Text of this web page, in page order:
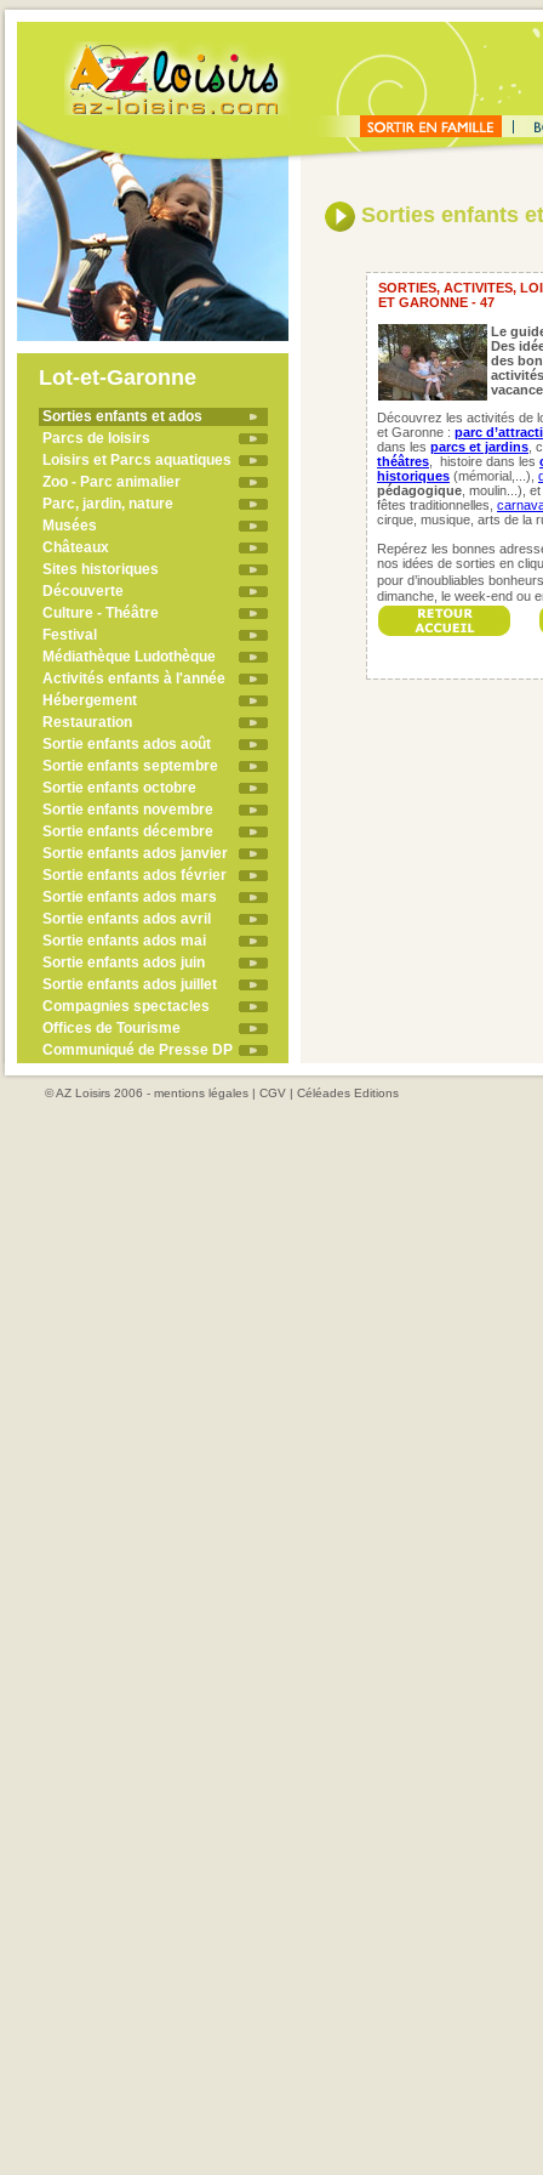
Lot-et-Garonne
Sorties enfants et ados
Parcs de loisirs
Loisirs et Parcs aquatiques
Zoo - Parc animalier
Parc, jardin, nature
Musées
Châteaux
Sites historiques
Découverte
Culture - Théâtre
Festival
Médiathèque Ludothèque
Activités enfants à l'année
Hébergement
Restauration
Sortie enfants ados août
Sortie enfants septembre
Sortie enfants octobre
Sortie enfants novembre
Sortie enfants décembre
Sortie enfants ados janvier
Sortie enfants ados février
Sortie enfants ados mars
Sortie enfants ados avril
Sortie enfants ados mai
Sortie enfants ados juin
Sortie enfants ados juillet
Compagnies spectacles
Offices de Tourisme
Communiqué de Presse DP
Sorties enfants
SORTIES, ACTIVITES,
ET GARONNE - 47
Le
Des
des
Découvrez les activités de
et Garonne : parc
dans les parcs et jardins ,
théâtres
histoire dans les
historiques (mémorial,...),
pédagogique , moulin...),
fêtes traditionnelles,
cirque, musique, arts de la
Repérez les bonnes
nos idées de sorties en
pour d’inoubliables
dimanche, le week-end ou
© AZ Loisirs 2006 - mentions légales | CGV | Céléades Editions